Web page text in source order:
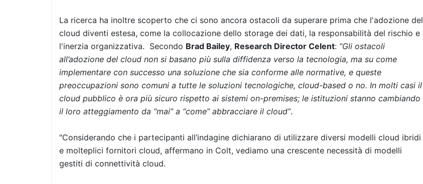
La ricerca ha inoltre scoperto che ci sono ancora ostacoli da superare prima che l'adozione del
cloud diventi estesa, come la collocazione dello storage dei dati, la responsabilità del rischio e
l'inerzia organizzativa. Secondo Brad Bailey, Research Director Celent: “Gli ostacoli
all’adozione del cloud non si basano più sulla diffidenza verso la tecnologia, ma su come
implementare con successo una soluzione che sia conforme alle normative, e queste
preoccupazioni sono comuni a tutte le soluzioni tecnologiche, cloud-based o no. In molti casi il
cloud pubblico è ora più sicuro rispetto ai sistemi on-premises; le istituzioni stanno cambiando
il loro atteggiamento da “mai” a “come” abbracciare il cloud”.
"Considerando che i partecipanti all’indagine dichiarano di utilizzare diversi modelli cloud ibridi
e molteplici fornitori cloud, affermano in Colt, vediamo una crescente necessità di modelli
gestiti di connettività cloud.